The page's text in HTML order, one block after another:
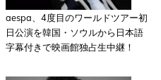
aespa、4度目のワールドツアー初
日公演を韓国・ソウルから日本語
字幕付きで映画館独占生中継！